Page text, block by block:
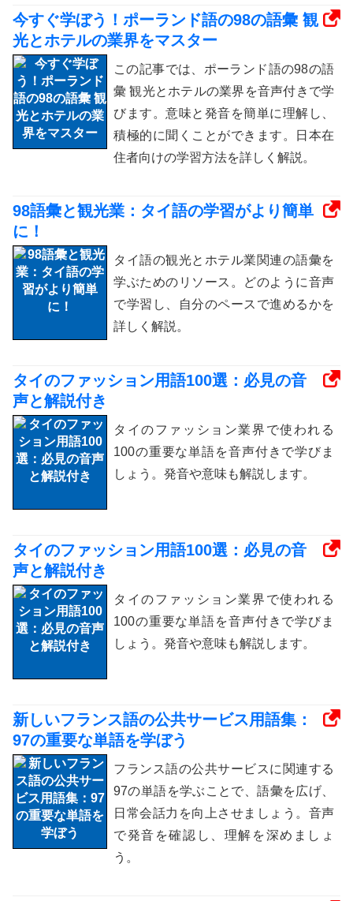
今すぐ学ぼう！ポーランド語の98の語彙 観
光とホテルの業界をマスター
この記事では、ポーランド語の98の語
彙 観光とホテルの業界を音声付きで学
びます。意味と発音を簡単に理解し、
積極的に聞くことができます。日本在
住者向けの学習方法を詳しく解説。
98語彙と観光業：タイ語の学習がより簡単
に！
タイ語の観光とホテル業関連の語彙を
学ぶためのリソース。どのように音声
で学習し、自分のペースで進めるかを
詳しく解説。
タイのファッション用語100選：必見の音
声と解説付き
タイのファッション業界で使われる
100の重要な単語を音声付きで学びま
しょう。発音や意味も解説します。
タイのファッション用語100選：必見の音
声と解説付き
タイのファッション業界で使われる
100の重要な単語を音声付きで学びま
しょう。発音や意味も解説します。
新しいフランス語の公共サービス用語集：
97の重要な単語を学ぼう
フランス語の公共サービスに関連する
97の単語を学ぶことで、語彙を広げ、
日常会話力を向上させましょう。音声
で発音を確認し、理解を深めましょ
う。